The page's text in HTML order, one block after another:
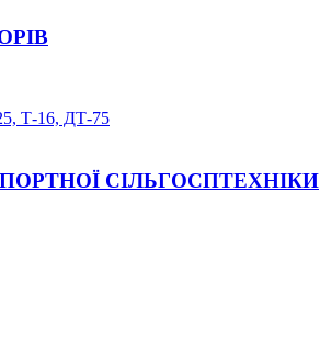
Т-16, ДТ-75
СІЛЬГОСПТЕХНІКИ